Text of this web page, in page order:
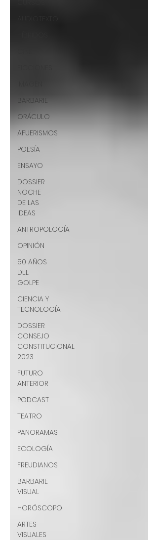
BARBARIE
ORÁCULO
AFUERISMOS
POESÍA
ENSAYO
DOSSIER
NOCHE
DE LAS
IDEAS
ANTROPOLOGÍA
OPINIÓN
50 AÑOS
DEL
GOLPE
CIENCIA Y
TECNOLOGÍA
DOSSIER
CONSEJO
CONSTITUCIONAL
2023
FUTURO
ANTERIOR
PODCAST
TEATRO
PANORAMAS
ECOLOGÍA
FREUDIANOS
BARBARIE
VISUAL
HORÓSCOPO
ARTES
VISUALES